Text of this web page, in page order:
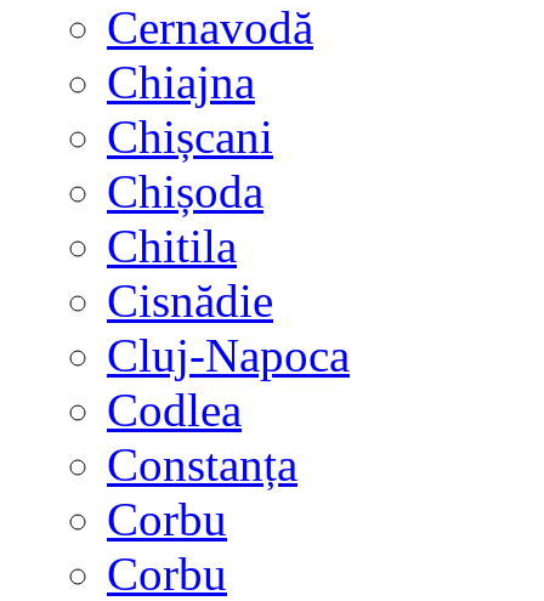
Cernavodă
Chiajna
Chișcani
Chișoda
Chitila
Cisnădie
Cluj-Napoca
Codlea
Constanța
Corbu
Corbu